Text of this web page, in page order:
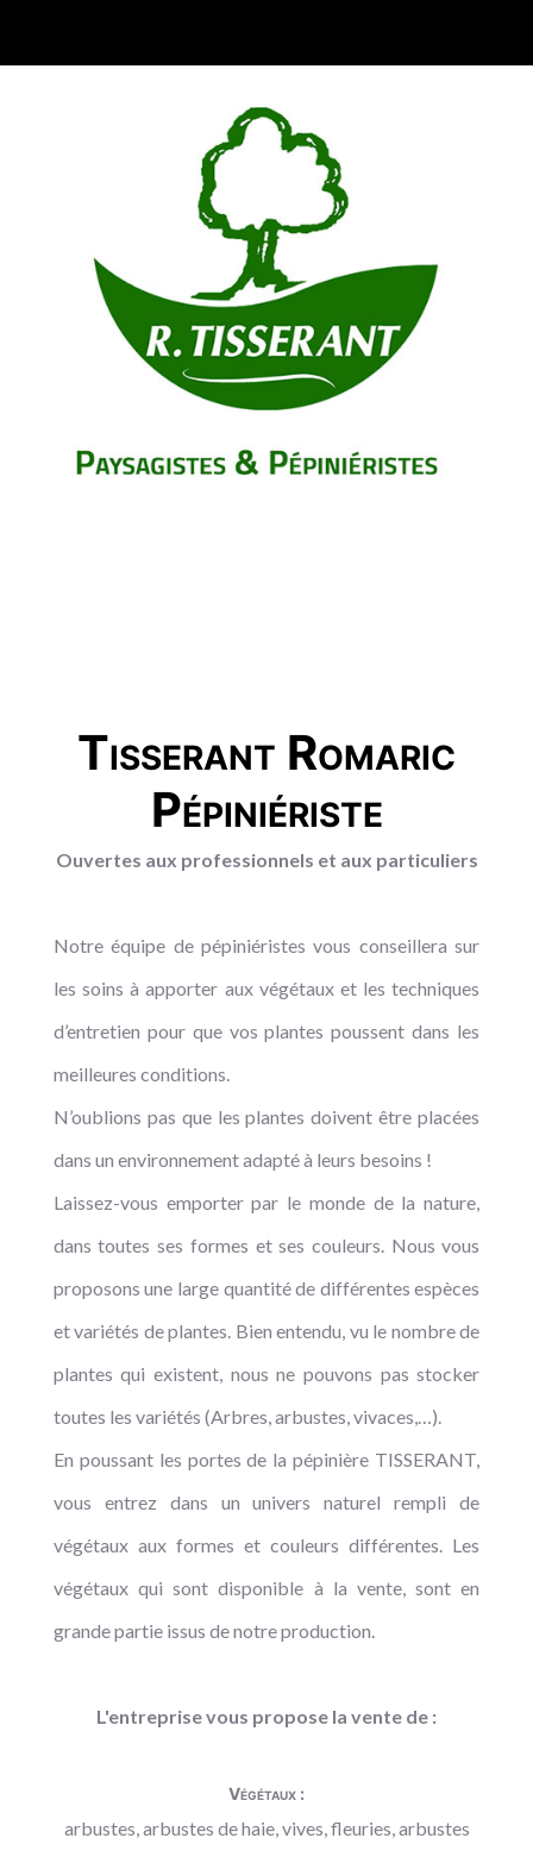
Tisserant Romaric
Pépiniériste
Ouvertes aux professionnels et aux particuliers
Notre équipe de pépiniéristes vous conseillera sur
les soins à apporter aux végétaux et les techniques
d’entretien pour que vos plantes poussent dans les
meilleures conditions.
N’oublions pas que les plantes doivent être placées
dans un environnement adapté à leurs besoins !
Laissez-vous emporter par le monde de la nature,
dans toutes ses formes et ses couleurs. Nous vous
proposons une large quantité de différentes espèces
et variétés de plantes. Bien entendu, vu le nombre de
plantes qui existent, nous ne pouvons pas stocker
toutes les variétés (Arbres, arbustes, vivaces,…).
En poussant les portes de la pépinière TISSERANT,
vous entrez dans un univers naturel rempli de
végétaux aux formes et couleurs différentes. Les
végétaux qui sont disponible à la vente, sont en
grande partie issus de notre production.
L'entreprise vous propose la vente de :
Végétaux :
arbustes, arbustes de haie, vives, fleuries, arbustes